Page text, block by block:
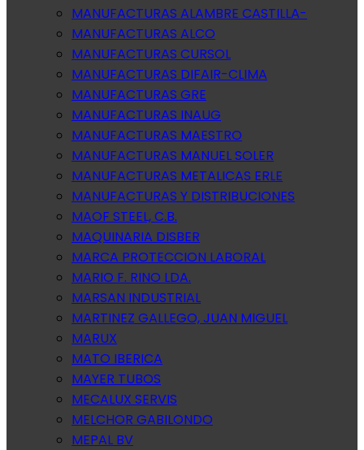
MANUFACTURAS ALAMBRE CASTILLA-
MANUFACTURAS ALCO
MANUFACTURAS CURSOL
MANUFACTURAS DIFAIR-CLIMA
MANUFACTURAS GRE
MANUFACTURAS INAUG
MANUFACTURAS MAESTRO
MANUFACTURAS MANUEL SOLER
MANUFACTURAS METALICAS ERLE
MANUFACTURAS Y DISTRIBUCIONES
MAOF STEEL, C.B.
MAQUINARIA DISBER
MARCA PROTECCION LABORAL
MARIO F. RINO LDA.
MARSAN INDUSTRIAL
MARTINEZ GALLEGO, JUAN MIGUEL
MARUX
MATO IBERICA
MAYER TUBOS
MECALUX SERVIS
MELCHOR GABILONDO
MEPAL BV